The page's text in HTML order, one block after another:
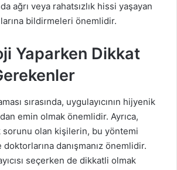
ağrı veya rahatsızlık hissi yaşayan
bildirmeleri önemlidir.
Yaparken Dikkat
sırasında, uygulayıcının hijyenik
emin olmak önemlidir. Ayrıca,
sorunu olan kişilerin, bu yöntemi
danışmanız önemlidir.
seçerken de dikkatli olmak